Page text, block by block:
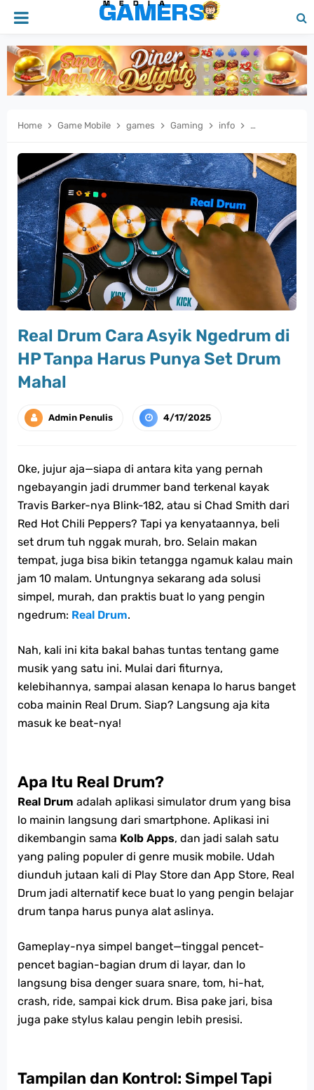
Home Game Mobile games Gaming info mobile games
Real Drum Cara Asyik Ngedrum di
HP Tanpa Harus Punya Set Drum
Mahal
Admin Penulis 4/17/2025
Oke, jujur aja—siapa di antara kita yang pernah
ngebayangin jadi drummer band terkenal kayak
Travis Barker-nya Blink-182, atau si Chad Smith dari
Red Hot Chili Peppers? Tapi ya kenyataannya, beli
set drum tuh nggak murah, bro. Selain makan
tempat, juga bisa bikin tetangga ngamuk kalau main
jam 10 malam. Untungnya sekarang ada solusi
simpel, murah, dan praktis buat lo yang pengin
ngedrum: Real Drum.
Nah, kali ini kita bakal bahas tuntas tentang game
musik yang satu ini. Mulai dari fiturnya,
kelebihannya, sampai alasan kenapa lo harus banget
coba mainin Real Drum. Siap? Langsung aja kita
masuk ke beat-nya!
Apa Itu Real Drum?
Real Drum adalah aplikasi simulator drum yang bisa
lo mainin langsung dari smartphone. Aplikasi ini
dikembangin sama Kolb Apps, dan jadi salah satu
yang paling populer di genre musik mobile. Udah
diunduh jutaan kali di Play Store dan App Store, Real
Drum jadi alternatif kece buat lo yang pengin belajar
drum tanpa harus punya alat aslinya.
Gameplay-nya simpel banget—tinggal pencet-
pencet bagian-bagian drum di layar, dan lo
langsung bisa denger suara snare, tom, hi-hat,
crash, ride, sampai kick drum. Bisa pake jari, bisa
juga pake stylus kalau pengin lebih presisi.
Tampilan dan Kontrol: Simpel Tapi